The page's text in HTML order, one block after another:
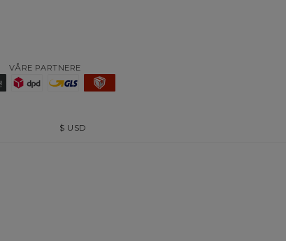
VÅRE PARTNERE
$ USD